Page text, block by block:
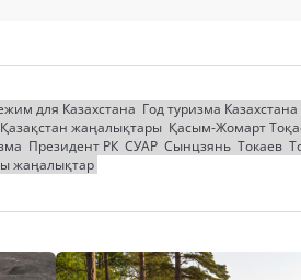
для Казахстана Год туризма
Қазақстан жаңалықтары Қасым-Жомарт
Президент РК СУАР Сынцзянь Токаев
жаңалықтар